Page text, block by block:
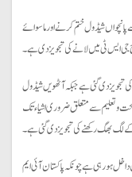
شیڈول ختم کرنے اورما سوائے
ایس ٹی میں لانے کی تجویز دی ہے۔
دی گئی ہے جبکہ آٹھویں شیڈول
و تعلیم سے متعلق ضروری اشیاء تک
لگ بھگ رکھنے کی تجویز دی گئی ہے۔
ہورہی ہے چونکہ پاکستان آئی ایم